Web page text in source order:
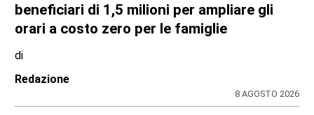
beneficiari di 1,5 milioni per ampliare gli
orari a costo zero per le famiglie
di
Redazione
8 AGOSTO 2026